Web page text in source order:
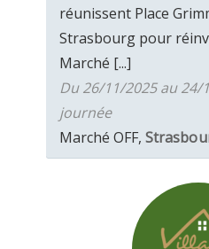
réunissent Place
Strasbourg pour
Marché [...]
Du 26/11/2025 au 24/
journée
Marché OFF,